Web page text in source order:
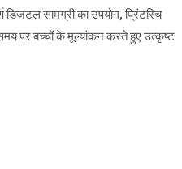
डिजटल सामग्री का उपयोग, प्रिंटरिच
पर बच्चों के मूल्यांकन करते हुए उत्कृष्ट